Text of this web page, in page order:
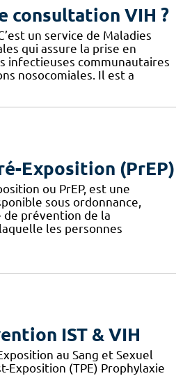
consultation VIH ?
un service de Maladies
qui assure la prise en
infectieuses communautaires
nosocomiales. Il est a
Exposition (PrEP)
ou PrEP, est une
sous ordonnance,
prévention de la
les personnes
IST & VIH
au Sang et Sexuel
Exposition (TPE) Prophylaxie